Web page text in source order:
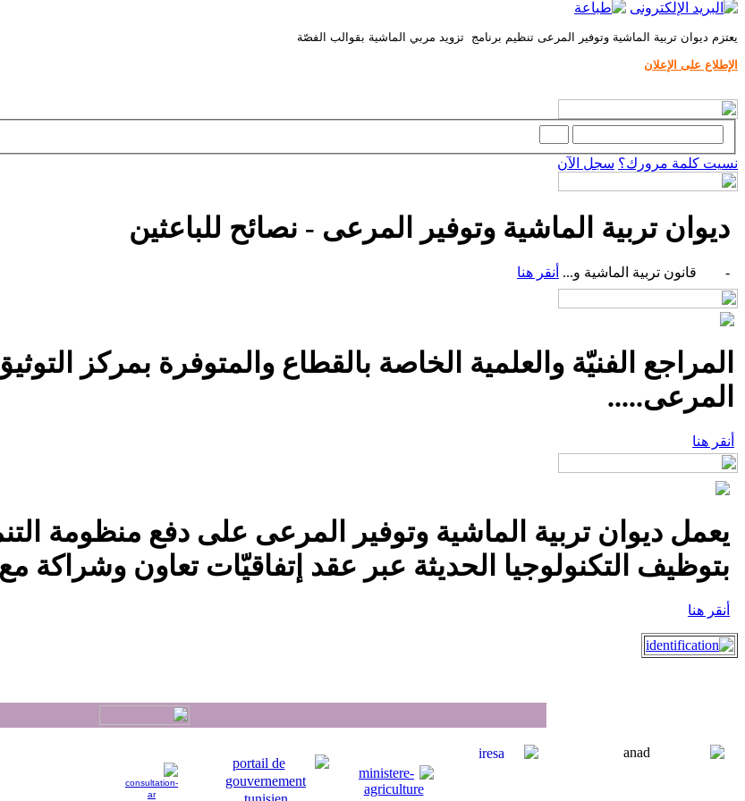
يعتزم ديوان تربية الماشية وتوفير المرعى تنظيم برنامج تزويد مربي الماشية بقوالب الفصّة
الإطلاع على الإعلان
نسيت كلمة مرورك؟ سجل الآن
ديوان تربية الماشية وتوفير المرعى - نصائح للباعثين
- قانون تربية الماشية و... أنقر هنا
المراجع الفنيّة والعلمية الخاصة بالقطاع والمتوفرة بمركز
المرعى.....
أنقر هنا
يعمل ديوان تربية الماشية وتوفير المرعى على دفع منظومة
بتوظيف التكنولوجيا الحديثة عبر عقد إتفاقيّات تعاون وشراكة
أنقر هنا